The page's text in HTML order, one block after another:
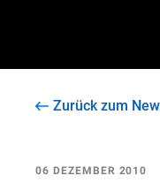
Zurück zum
06 DEZEMBER 2010